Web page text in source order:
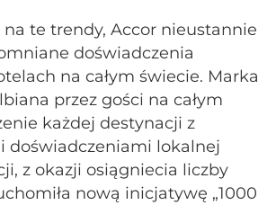
te trendy, Accor nieustannie
doświadczenia
na całym świecie. Marka
przez gości na całym
każdej destynacji z
doświadczeniami lokalnej
z okazji osiągniecia liczby
nową inicjatywę „1000